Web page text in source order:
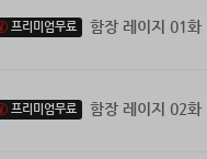
프리미엄무료 함장 레이지 01화
프리미엄무료 함장 레이지 02화